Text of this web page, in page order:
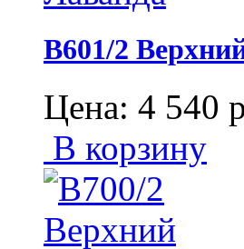
В601/2
Цена: 4 540
В корзину